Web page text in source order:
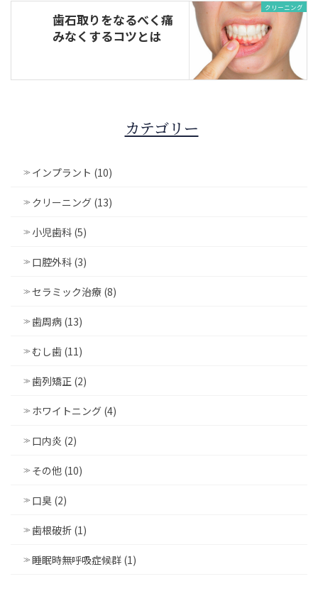
クリーニング
歯石取りをなるべく痛
みなくするコツとは
カテゴリー
インプラント (10)
クリーニング (13)
小児歯科 (5)
口腔外科 (3)
セラミック治療 (8)
歯周病 (13)
むし歯 (11)
歯列矯正 (2)
ホワイトニング (4)
口内炎 (2)
その他 (10)
口臭 (2)
歯根破折 (1)
睡眠時無呼吸症候群 (1)